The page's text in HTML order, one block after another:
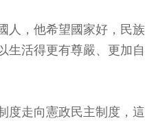
人，他希望國家好，民族
生活得更有尊嚴、更加自
度走向憲政民主制度，這